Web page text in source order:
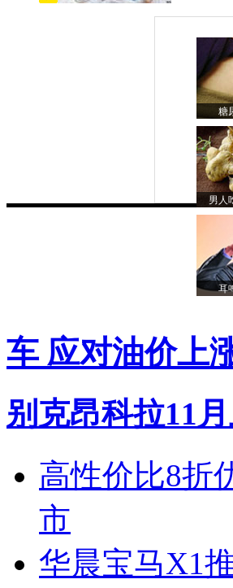
糖
男人
耳
车 应对油价上
别克昂科拉11
高性价比8折
市
华晨宝马X1